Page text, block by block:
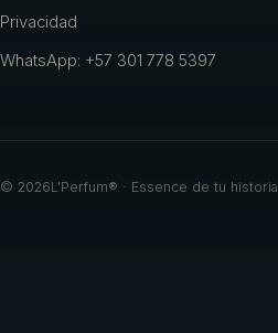
Privacidad
WhatsApp: +57 301 778 5397
© 2026L'Perfum® · Essence de tu historia